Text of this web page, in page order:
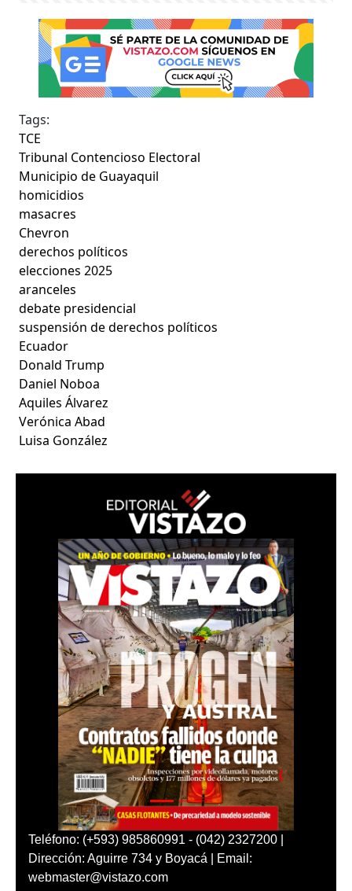
Tags:
TCE
Tribunal Contencioso Electoral
Municipio de Guayaquil
homicidios
masacres
Chevron
derechos políticos
elecciones 2025
aranceles
debate presidencial
suspensión de derechos políticos
Ecuador
Donald Trump
Daniel Noboa
Aquiles Álvarez
Verónica Abad
Luisa González
Teléfono: (+593) 985860991 - (042) 2327200 |
Dirección: Aguirre 734 y Boyacá | Email:
webmaster@vistazo.com